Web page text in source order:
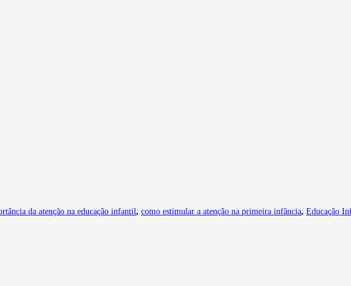
da atenção na educação infantil, como estimular a atenção na primeira infância, Educação